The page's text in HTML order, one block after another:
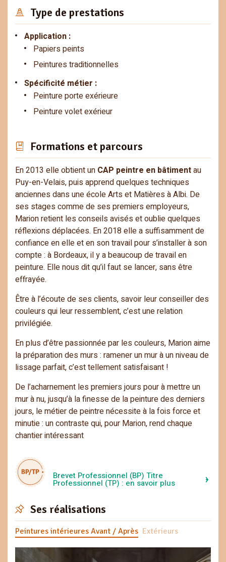
Type de prestations
Application :
Papiers peints
Peintures traditionnelles
Spécificité métier :
Peinture porte exérieure
Peinture volet exérieur
Formations et parcours
En 2013 elle obtient un CAP peintre en bâtimentau
Puy-en-Velais, puis apprend quelques techniques
anciennes dans une école Arts et Matières à Albi. De
ses stages comme de ses premiers employeurs,
Marion retient les conseils avisés et oublie quelques
réflexions déplacées. En 2018 elle a suffisamment de
confiance en elle et en son travail pour s’installer à son
compte : à Bordeaux, il y a beaucoup de travail en
peinture. Elle nous dit qu’il faut se lancer, sans être
effrayée.
Être à l’écoute de ses clients, savoir leur conseiller des
couleurs qui leur ressemblent, c’est une relation
privilégiée.
En plus d’être passionnée par les couleurs, Marion aime
la préparation des murs : ramener un mur à un niveau de
lissage parfait, c’est tellement satisfaisant !
De l’acharnement les premiers jours pour à mettre un
mur à nu, jusqu’à la finesse de la peinture des derniers
jours, le métier de peintre nécessite à la fois force et
minutie : un contraste qui, pour Marion, rend chaque
chantier intéressant
Brevet Professionnel (BP) Titre
Professionnel (TP) : en savoir plus
Ses réalisations
Peintures intérieures Avant / Après Extérieurs